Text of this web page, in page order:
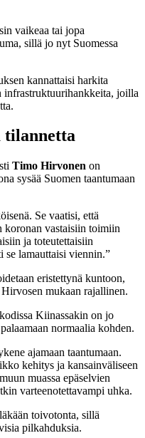
vaikeaa tai jopa
sillä jo nyt Suomessa
kannattaisi harkita
infrastruktuurihankkeita, joilla
tilannetta
Timo Hirvonen on
sysää Suomen taantumaan
Se vaatisi, että
koronan vastaisiin toimiin
ja toteutettaisiin
se lamauttaisi viennin.”
eristettynä kuntoon,
mukaan rajallinen.
Kiinassakin on jo
normaalia kohden.
ajamaan taantumaan.
kehitys ja kansainväliseen
muassa epäselvien
varteenotettavampi uhka.
toivotonta, sillä
pilkahduksia.